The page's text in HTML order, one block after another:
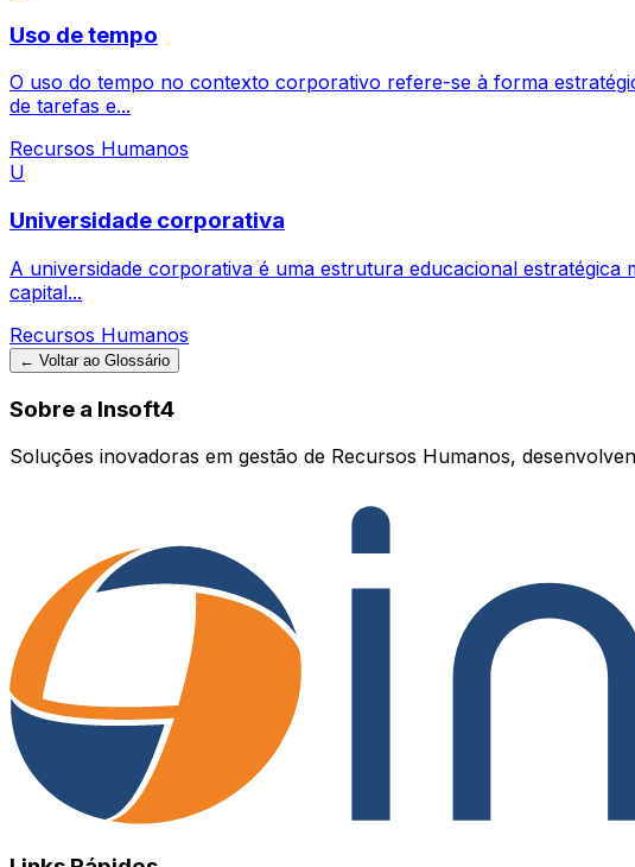
Uso de tempo
O uso do tempo no contexto corporativo refere-se à forma
de tarefas e...
Recursos Humanos
U
Universidade corporativa
A universidade corporativa é uma estrutura educacional
capital...
Recursos Humanos
← Voltar ao Glossário
Sobre a Insoft4
Soluções inovadoras em gestão de Recursos Humanos,